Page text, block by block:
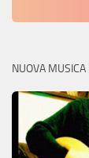
NUOVA MUSICA